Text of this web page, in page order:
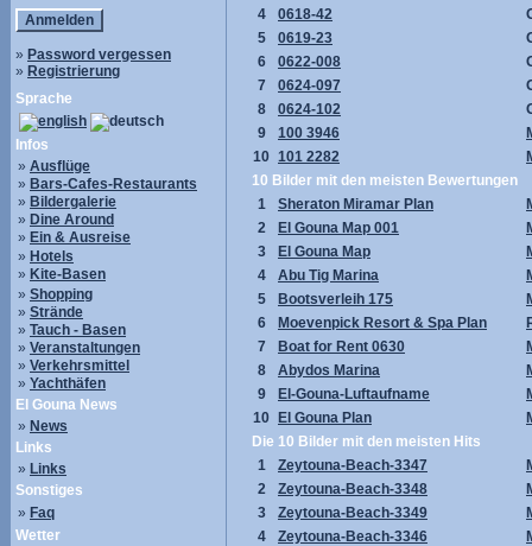
» Password vergessen
» Registrierung
Sprache
Infos
» Ausflüge
» Bars-Cafes-Restaurants
» Bildergalerie
» Dine Around
» Ein & Ausreise
» Hotels
» Kite-Basen
» Shopping
» Strände
» Tauch - Basen
» Veranstaltungen
» Verkehrsmittel
» Yachthäfen
El Gouna News
» News
Links
» Links
Sonstiges
» Faq
Wetter
4
0618-42
5
0619-23
6
0622-008
7
0624-097
8
0624-102
9
100 3946
10 101 2282
10 Bilder mit den meisten Bewertungen
1
Sheraton Miramar Plan
2
El Gouna Map 001
3
El Gouna Map
4
Abu Tig Marina
5
Bootsverleih 175
6
Moevenpick Resort & Spa Plan
7
Boat for Rent 0630
8
Abydos Marina
9
El-Gouna-Luftaufname
10
El Gouna Plan
Die 10 Bilder mit den meisten Hits
1
Zeytouna-Beach-3347
2
Zeytouna-Beach-3348
3
Zeytouna-Beach-3349
4
Zeytouna-Beach-3346